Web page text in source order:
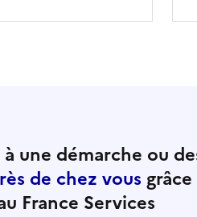
une démarche ou
de chez vous
France Services